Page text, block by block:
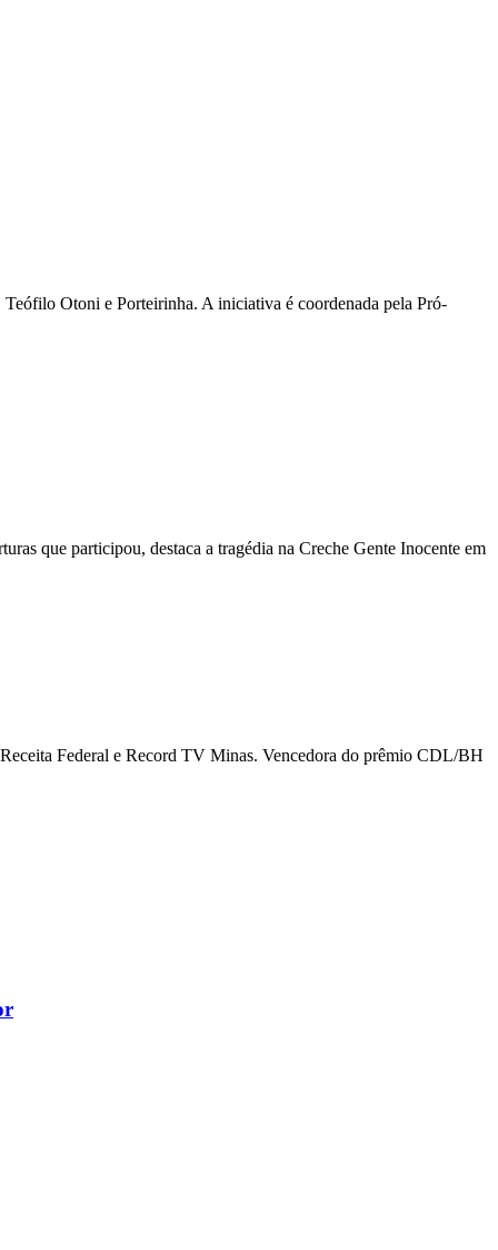
Otoni e Porteirinha. A iniciativa é coordenada pela Pró-
que participou, destaca a tragédia na Creche Gente Inocente em
Federal e Record TV Minas. Vencedora do prêmio CDL/BH